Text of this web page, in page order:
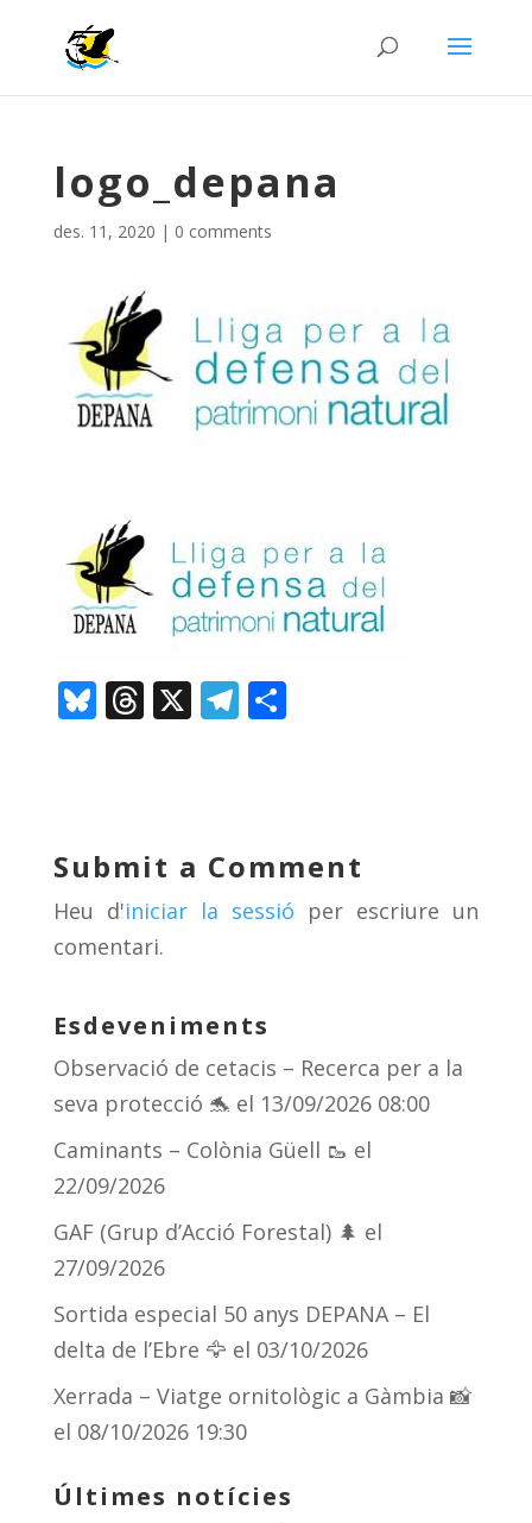
logo_depana
des. 11, 2020 | 0 comments
Bl
y
T
d
s
X T
a
m
C
ar
te
ix
Submit a Comment
Heu d'iniciar la sessió per escriure un
comentari.
Esdeveniments
Observació de cetacis – Recerca per a la
seva protecció 🐬 el 13/09/2026 08:00
Caminants – Colònia Güell 🥾 el
22/09/2026
GAF (Grup d’Acció Forestal) 🌲 el
27/09/2026
Sortida especial 50 anys DEPANA – El
delta de l’Ebre 🦅 el 03/10/2026
Xerrada – Viatge ornitològic a Gàmbia 📸
el 08/10/2026 19:30
Últimes notícies